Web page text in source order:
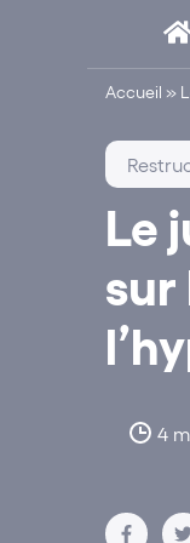
Accueil »
Le
sur
4